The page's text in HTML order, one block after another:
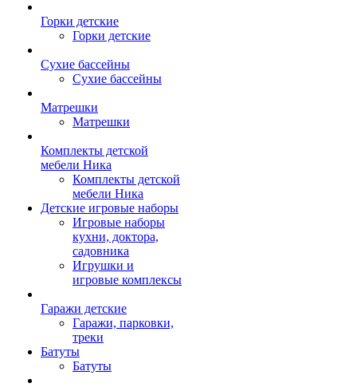
Горки детские
Горки детские
Сухие бассейны
Сухие бассейны
Матрешки
Матрешки
Комплекты детской
мебели Ника
Комплекты детской
мебели Ника
Детские игровые наборы
Игровые наборы
кухни, доктора,
садовника
Игрушки и
игровые комплексы
Гаражи детские
Гаражи, парковки,
треки
Батуты
Батуты